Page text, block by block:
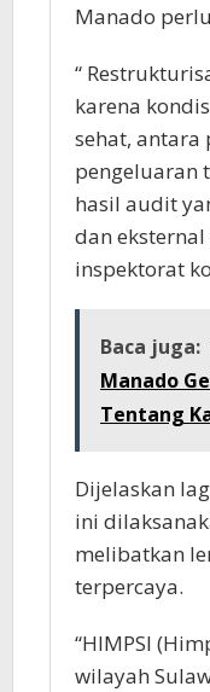
Manado
“
karena
sehat, antara
pengeluaran
hasil audit
dan
inspektorat
Baca juga:
Manado
Tentang
Dijelaskan
ini
melibatkan
terpercaya.
“HIMPSI
wilayah